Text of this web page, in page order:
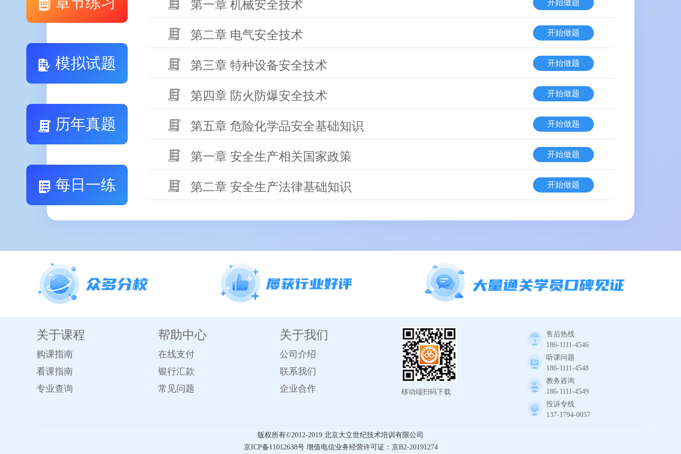
模拟试题
历年真题
每日一练
第一章 机械安全技术 开始做题
第二章 电气安全技术 开始做题
第三章 特种设备安全技术 开始做题
第四章 防火防爆安全技术 开始做题
第五章 危险化学品安全基础知识 开始做题
第一章 安全生产相关国家政策 开始做题
第二章 安全生产法律基础知识 开始做题
关于课程
购课指南
看课指南
专业查询
帮助中心
在线支付
银行汇款
常见问题
关于我们
公司介绍
联系我们
企业合作
移动端扫码下载
售后热线
186-1111-4546
听课问题
186-1111-4548
教务咨询
186-1111-4549
投诉专线
137-1794-0057
版权所有©️2012-2019 北京大立世纪技术培训有限公司
京ICP备11012638号 增值电信业务经营许可证：京B2-20191274